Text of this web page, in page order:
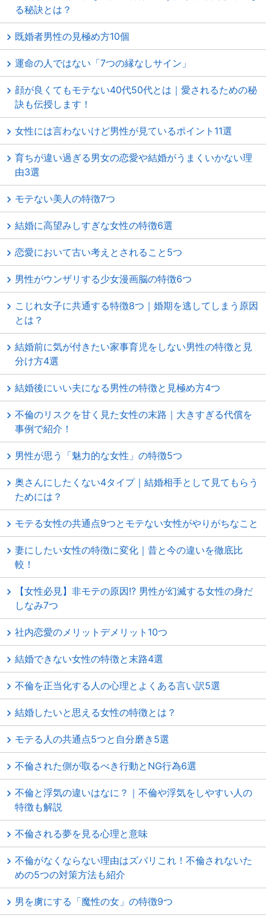
る秘訣とは？
既婚者男性の見極め方10個
運命の人ではない「7つの縁なしサイン」
顔が良くてもモテない40代50代とは｜愛されるための秘
訣も伝授します！
女性には言わないけど男性が見ているポイント11選
育ちが違い過ぎる男女の恋愛や結婚がうまくいかない理
由3選
モテない美人の特徴7つ
結婚に高望みしすぎな女性の特徴6選
恋愛において古い考えとされること5つ
男性がウンザリする少女漫画脳の特徴6つ
こじれ女子に共通する特徴8つ｜婚期を逃してしまう原因
とは？
結婚前に気が付きたい家事育児をしない男性の特徴と見
分け方4選
結婚後にいい夫になる男性の特徴と見極め方4つ
不倫のリスクを甘く見た女性の末路｜大きすぎる代償を
事例で紹介！
男性が思う「魅力的な女性」の特徴5つ
奥さんにしたくない4タイプ｜結婚相手として見てもらう
ためには？
モテる女性の共通点9つとモテない女性がやりがちなこと
妻にしたい女性の特徴に変化｜昔と今の違いを徹底比
較！
【女性必見】非モテの原因!? 男性が幻滅する女性の身だ
しなみ7つ
社内恋愛のメリットデメリット10つ
結婚できない女性の特徴と末路4選
不倫を正当化する人の心理とよくある言い訳5選
結婚したいと思える女性の特徴とは？
モテる人の共通点5つと自分磨き5選
不倫された側が取るべき行動とNG行為6選
不倫と浮気の違いはなに？｜不倫や浮気をしやすい人の
特徴も解説
不倫される夢を見る心理と意味
不倫がなくならない理由はズバリこれ！不倫されないた
めの5つの対策方法も紹介
男を虜にする「魔性の女」の特徴9つ